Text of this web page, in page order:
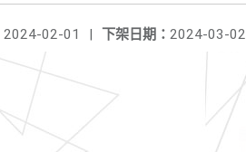
下架日期： 2024-03-02
2024-02-01 |